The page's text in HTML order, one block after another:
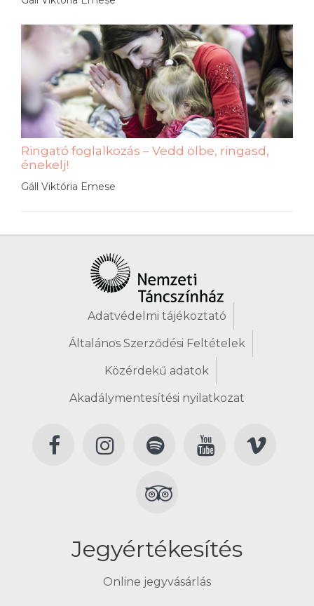
Ringató foglalkozás – Vedd ölbe, ringasd,
énekelj!
Gáll Viktória Emese
Adatvédelmi tájékoztató
Általános Szerződési Feltételek
Közérdekű adatok
Akadálymentesítési nyilatkozat
Jegyértékesítés
Online jegyvásárlás